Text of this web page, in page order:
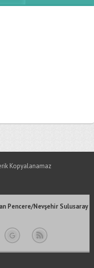
Kopyalanamaz
Pencere/Nevşehir Sulusaray